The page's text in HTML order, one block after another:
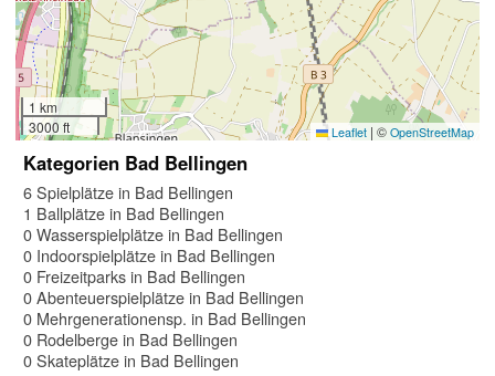
1 km
3000 ft
Leaflet | © OpenStreetMap
Kategorien Bad Bellingen
6 Spielplätze in Bad Bellingen
1 Ballplätze in Bad Bellingen
0 Wasserspielplätze in Bad Bellingen
0 Indoorspielplätze in Bad Bellingen
0 Freizeitparks in Bad Bellingen
0 Abenteuerspielplätze in Bad Bellingen
0 Mehrgenerationensp. in Bad Bellingen
0 Rodelberge in Bad Bellingen
0 Skateplätze in Bad Bellingen